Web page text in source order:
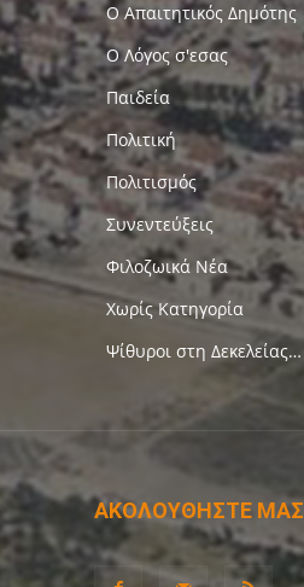
Ο Απαιτητικός Δημότης
Ο Λόγος σ'εσας
Παιδεία
Πολιτική
Πολιτισμός
Συνεντεύξεις
Φιλοζωικά Νέα
Χωρίς Κατηγορία
Ψίθυροι στη Δεκελείας…
ΑΚΟΛΟΥΘΗΣΤΕ ΜΑΣ